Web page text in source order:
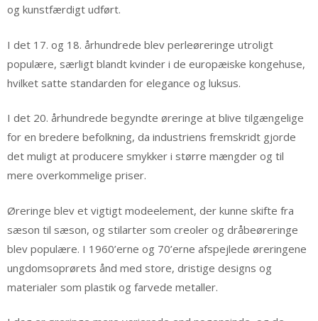
og kunstfærdigt udført.
I det 17. og 18. århundrede blev perleøreringe utroligt
populære, særligt blandt kvinder i de europæiske kongehuse,
hvilket satte standarden for elegance og luksus.
I det 20. århundrede begyndte øreringe at blive tilgængelige
for en bredere befolkning, da industriens fremskridt gjorde
det muligt at producere smykker i større mængder og til
mere overkommelige priser.
Øreringe blev et vigtigt modeelement, der kunne skifte fra
sæson til sæson, og stilarter som creoler og dråbeøreringe
blev populære. I 1960’erne og 70’erne afspejlede øreringene
ungdomsoprørets ånd med store, dristige designs og
materialer som plastik og farvede metaller.